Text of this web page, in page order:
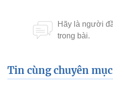
Tin cùng chuyên mục